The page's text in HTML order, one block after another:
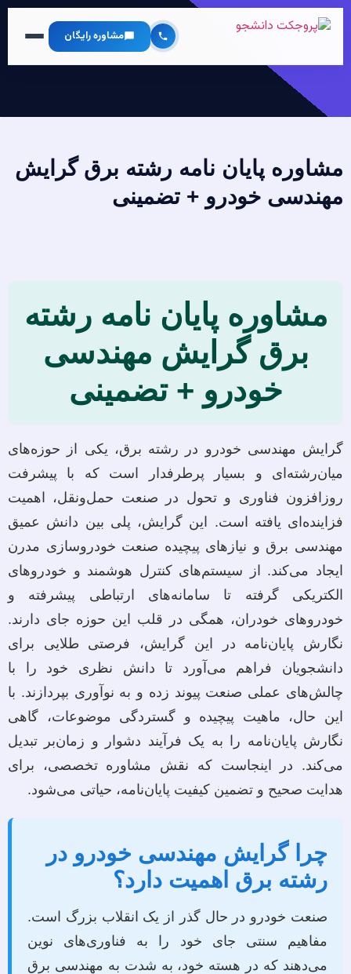
مشاوره رایگان
مشاوره پایان نامه رشته برق گرایش
مهندسی خودرو + تضمینی
مشاوره پایان نامه رشته
برق گرایش مهندسی
خودرو + تضمینی
گرایش مهندسی خودرو در رشته برق، یکی از حوزه‌های
میان‌رشته‌ای و بسیار پرطرفدار است که با پیشرفت
روزافزون فناوری و تحول در صنعت حمل‌ونقل، اهمیت
فزاینده‌ای یافته است. این گرایش، پلی بین دانش عمیق
مهندسی برق و نیازهای پیچیده صنعت خودروسازی مدرن
ایجاد می‌کند. از سیستم‌های کنترل هوشمند و خودروهای
الکتریکی گرفته تا سامانه‌های ارتباطی پیشرفته و
خودروهای خودران، همگی در قلب این حوزه جای دارند.
نگارش پایان‌نامه در این گرایش، فرصتی طلایی برای
دانشجویان فراهم می‌آورد تا دانش نظری خود را با
چالش‌های عملی صنعت پیوند زده و به نوآوری بپردازند. با
این حال، ماهیت پیچیده و گستردگی موضوعات، گاهی
نگارش پایان‌نامه را به یک فرآیند دشوار و زمان‌بر تبدیل
می‌کند. در اینجاست که نقش مشاوره تخصصی، برای
هدایت صحیح و تضمین کیفیت پایان‌نامه، حیاتی می‌شود.
چرا گرایش مهندسی خودرو در
رشته برق اهمیت دارد؟
صنعت خودرو در حال گذر از یک انقلاب بزرگ است.
مفاهیم سنتی جای خود را به فناوری‌های نوین
می‌دهند که در هسته خود، به شدت به مهندسی برق